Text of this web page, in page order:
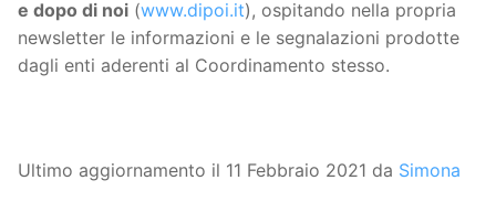
e dopo di noi (www.dipoi.it), ospitando nella propria
newsletter le informazioni e le segnalazioni prodotte
dagli enti aderenti al Coordinamento stesso.
Ultimo aggiornamento il 11 Febbraio 2021 da Simona